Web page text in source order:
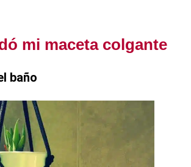
mi maceta colgante
baño